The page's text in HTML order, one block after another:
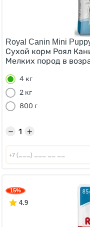
Royal Canin Mini
Сухой корм Роял
Мелких пород в
4 кг
2 кг
800 г
+
−
15%
4.9